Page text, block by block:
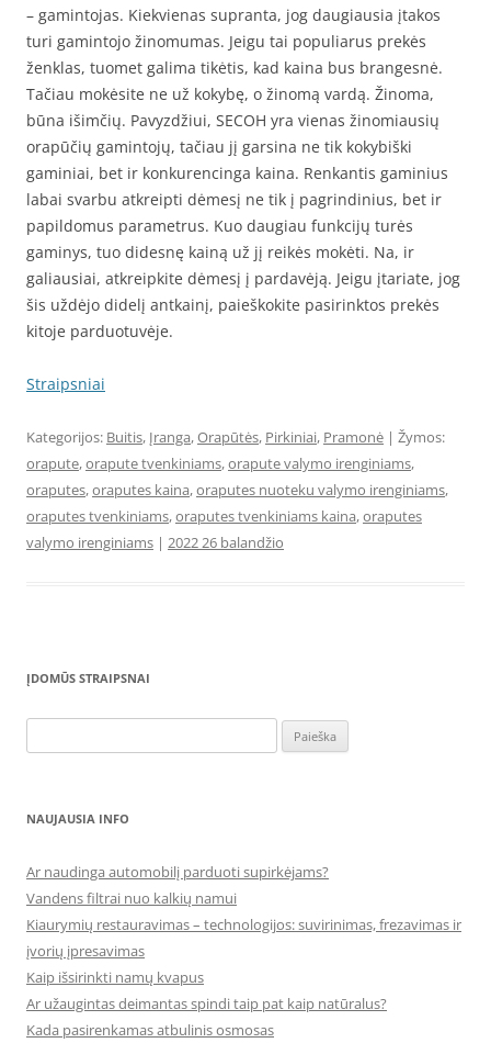
– gamintojas. Kiekvienas supranta, jog daugiausia įtakos
turi gamintojo žinomumas. Jeigu tai populiarus prekės
ženklas, tuomet galima tikėtis, kad kaina bus brangesnė.
Tačiau mokėsite ne už kokybę, o žinomą vardą. Žinoma,
būna išimčių. Pavyzdžiui, SECOH yra vienas žinomiausių
orapūčių gamintojų, tačiau jį garsina ne tik kokybiški
gaminiai, bet ir konkurencinga kaina. Renkantis gaminius
labai svarbu atkreipti dėmesį ne tik į pagrindinius, bet ir
papildomus parametrus. Kuo daugiau funkcijų turės
gaminys, tuo didesnę kainą už jį reikės mokėti. Na, ir
galiausiai, atkreipkite dėmesį į pardavėją. Jeigu įtariate, jog
šis uždėjo didelį antkainį, paieškokite pasirinktos prekės
kitoje parduotuvėje.
Straipsniai
Kategorijos: Buitis, Įranga,Orapūtės, Pirkiniai, Pramonė | Žymos:
orapute,orapute tvenkiniams,orapute valymo irenginiams,
oraputes,oraputes kaina,oraputes nuoteku valymo irenginiams,
oraputes tvenkiniams,oraputes tvenkiniams kaina,oraputes
valymo irenginiams | 2022 26 balandžio
ĮDOMŪS STRAIPSNAI
NAUJAUSIA INFO
Ar naudinga automobilį parduoti supirkėjams?
Vandens filtrai nuo kalkių namui
Kiaurymių restauravimas – technologijos: suvirinimas, frezavimas ir
įvorių įpresavimas
Kaip išsirinkti namų kvapus
Ar užaugintas deimantas spindi taip pat kaip natūralus?
Kada pasirenkamas atbulinis osmosas